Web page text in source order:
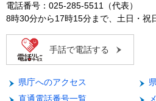
電話番号：025-285-5511（代表）
8時30分から17時15分まで、土日・祝
手話で電話する
県庁へのアクセス
直通電話番号一覧